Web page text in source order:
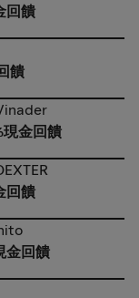
回饋
饋
現金回饋
回饋
金回饋